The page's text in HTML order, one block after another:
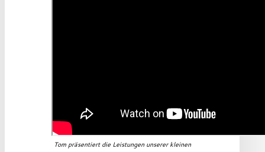
Tom präsentiert die Leistungen unserer kleinen